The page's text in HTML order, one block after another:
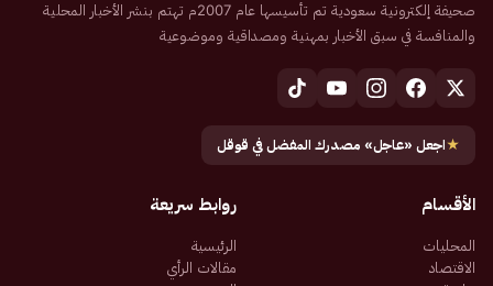
صحيفة إلكترونية سعودية تم تأسيسها عام 2007م تهتم بنشر الأخبار المحلية
والمنافسة في سبق الأخبار بمهنية ومصداقية وموضوعية
★اجعل «عاجل» مصدرك المفضل في قوقل
الأقسام
المحليات
الاقتصاد
روابط سريعة
الرئيسية
مقالات الرأي